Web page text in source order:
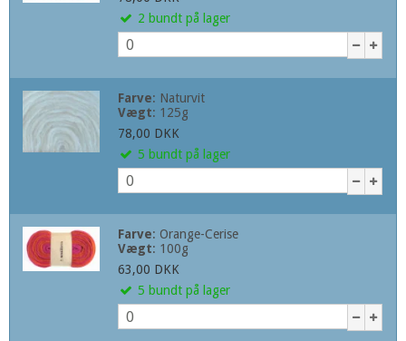
2 bundt på lager
Farve: Naturvit
Vægt: 125g
78,00 DKK
5 bundt på lager
Farve: Orange-Cerise
Vægt: 100g
63,00 DKK
5 bundt på lager